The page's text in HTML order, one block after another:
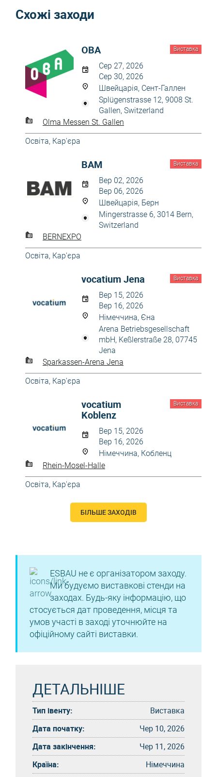
Схожі заходи
Виставка
OBA
Сер 27, 2026
Сер 30, 2026
Швейцарія, Сент-Галлен
Splügenstrasse 12, 9008 St.
Gallen, Switzerland
Olma Messen St. Gallen
Освіта, Кар'єра
Виставка
BAM
Вер 02, 2026
Вер 06, 2026
Швейцарія, Берн
Mingerstrasse 6, 3014 Bern,
Switzerland
BERNEXPO
Освіта, Кар'єра
Виставка
vocatium Jena
Вер 15, 2026
Вер 16, 2026
Німеччина, Єна
Arena Betriebsgesellschaft
mbH, Keßlerstraße 28, 07745
Jena
Sparkassen-Arena Jena
Освіта, Кар'єра
Виставка
vocatium
Koblenz
Вер 15, 2026
Вер 16, 2026
Німеччина, Кобленц
Rhein-Mosel-Halle
Освіта, Кар'єра
БІЛЬШЕ ЗАХОДІВ
ESBAU не є організатором заходу.
Ми будуємо виставкові стенди на
заходах. Будь-яку інформацію, що
стосується дат проведення, місця та
умов участі в заході уточнюйте на
офіційному сайті виставки.
ДЕТАЛЬНІШЕ
Тип івенту:
Виставка
Дата початку:
Чер 10, 2026
Дата закінчення:
Чер 11, 2026
Країна:
Німеччина